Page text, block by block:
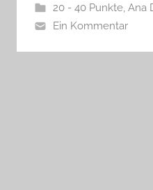
20 - 40 Punkte, Ana
Ein Kommentar